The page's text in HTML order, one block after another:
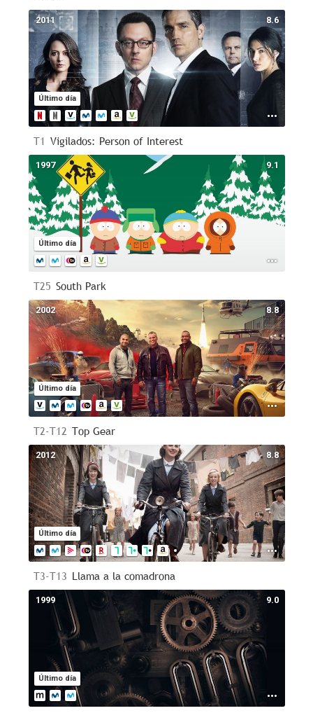
8.6
Último día
2011
T1 Vigilados: Person of Interest
9.1
Último día
1997
T25 South Park
8.8
Último día
2002
T2-T12 Top Gear
8.8
Último día
2012
T3-T13 Llama a la comadrona
9.0
Último día
1999